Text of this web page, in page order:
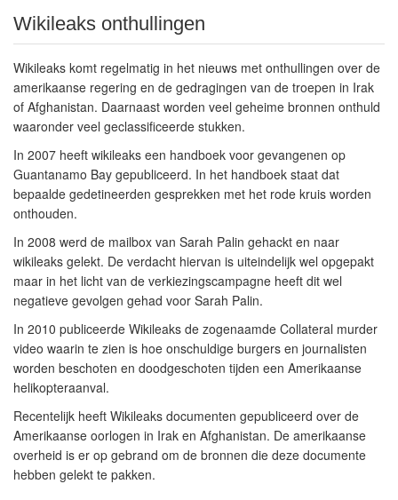
Wikileaks onthullingen
Wikileaks komt regelmatig in het nieuws met onthullingen over de
amerikaanse regering en de gedragingen van de troepen in Irak
of Afghanistan. Daarnaast worden veel geheime bronnen onthuld
waaronder veel geclassificeerde stukken.
In 2007 heeft wikileaks een handboek voor gevangenen op
Guantanamo Bay gepubliceerd. In het handboek staat dat
bepaalde gedetineerden gesprekken met het rode kruis worden
onthouden.
In 2008 werd de mailbox van Sarah Palin gehackt en naar
wikileaks gelekt. De verdacht hiervan is uiteindelijk wel opgepakt
maar in het licht van de verkiezingscampagne heeft dit wel
negatieve gevolgen gehad voor Sarah Palin.
In 2010 publiceerde Wikileaks de zogenaamde Collateral murder
video waarin te zien is hoe onschuldige burgers en journalisten
worden beschoten en doodgeschoten tijden een Amerikaanse
helikopteraanval.
Recentelijk heeft Wikileaks documenten gepubliceerd over de
Amerikaanse oorlogen in Irak en Afghanistan. De amerikaanse
overheid is er op gebrand om de bronnen die deze documente
hebben gelekt te pakken.